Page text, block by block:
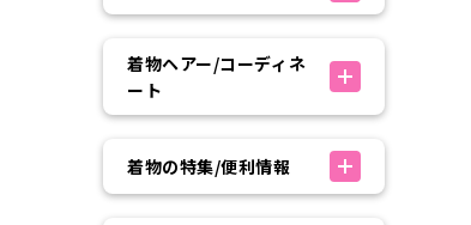
着物ヘアー/コーディネ
ート
着物の特集/便利情報